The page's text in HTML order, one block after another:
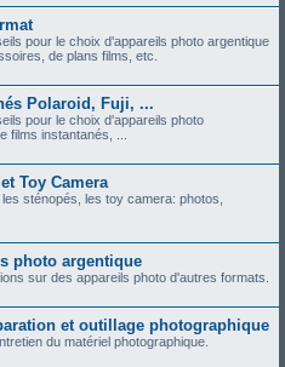
pour le choix d'appareils photo argentique
de plans films, etc.
Polaroid, Fuji, ...
pour le choix d'appareils photo
films instantanés, ...
Toy Camera
sténopés, les toy camera: photos,
photo argentique
sur des appareils photo d'autres formats.
et outillage photographique
du matériel photographique.